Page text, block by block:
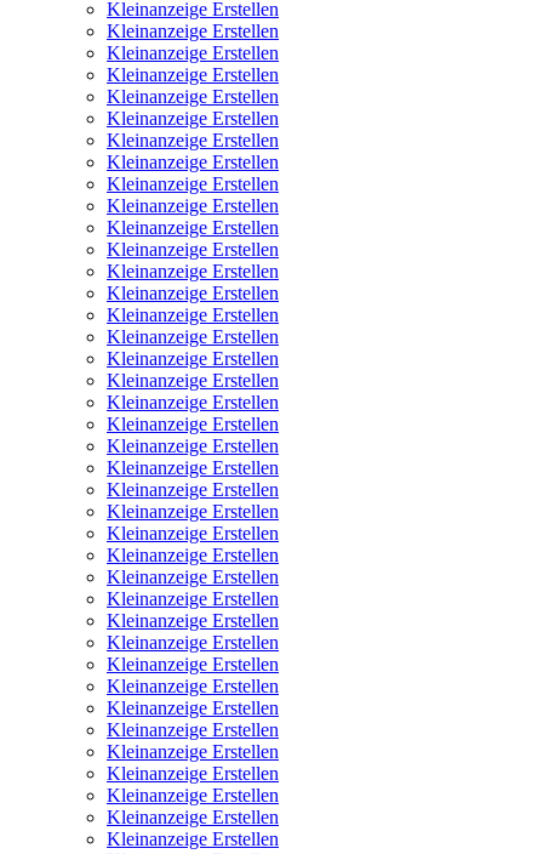
Kleinanzeige Erstellen
Kleinanzeige Erstellen
Kleinanzeige Erstellen
Kleinanzeige Erstellen
Kleinanzeige Erstellen
Kleinanzeige Erstellen
Kleinanzeige Erstellen
Kleinanzeige Erstellen
Kleinanzeige Erstellen
Kleinanzeige Erstellen
Kleinanzeige Erstellen
Kleinanzeige Erstellen
Kleinanzeige Erstellen
Kleinanzeige Erstellen
Kleinanzeige Erstellen
Kleinanzeige Erstellen
Kleinanzeige Erstellen
Kleinanzeige Erstellen
Kleinanzeige Erstellen
Kleinanzeige Erstellen
Kleinanzeige Erstellen
Kleinanzeige Erstellen
Kleinanzeige Erstellen
Kleinanzeige Erstellen
Kleinanzeige Erstellen
Kleinanzeige Erstellen
Kleinanzeige Erstellen
Kleinanzeige Erstellen
Kleinanzeige Erstellen
Kleinanzeige Erstellen
Kleinanzeige Erstellen
Kleinanzeige Erstellen
Kleinanzeige Erstellen
Kleinanzeige Erstellen
Kleinanzeige Erstellen
Kleinanzeige Erstellen
Kleinanzeige Erstellen
Kleinanzeige Erstellen
Kleinanzeige Erstellen